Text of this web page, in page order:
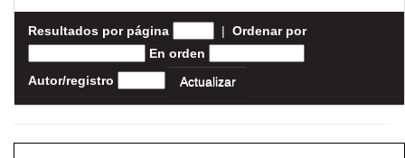
Resultados por página | Ordenar por
En orden
Autor/registro